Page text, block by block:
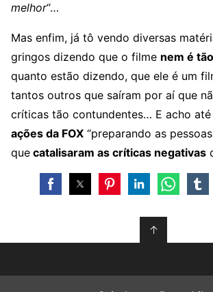
melhor“…
Mas enfim, já tô vendo diversas
gringos dizendo que o filme nem é
quanto estão dizendo, que ele é um
tantos outros que saíram por aí que
críticas tão contundentes… E acho
ações da FOX “preparando as
que catalisaram as críticas negativas
↑